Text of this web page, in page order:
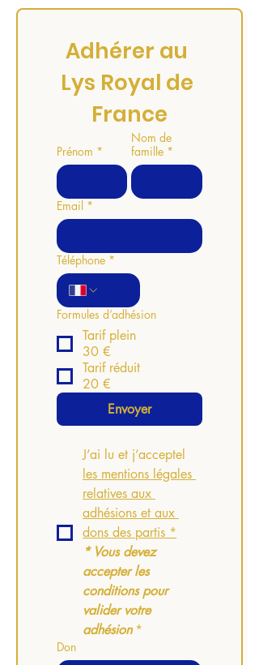
Adhérer au
Lys Royal de
France
Prénom *
Nom de
famille *
Email *
Téléphone *
Formules d’adhésion
Tarif plein
30 €
Tarif réduit
20 €
Envoyer
les mentions légales
relatives aux
adhésions et aux
dons des partis *
* Vous devez
accepter les
conditions pour
valider votre
adhésion *
Don